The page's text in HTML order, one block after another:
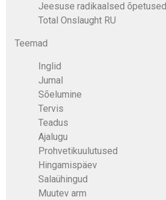
Jeesuse radikaalsed õpetused
Total Onslaught RU
Teemad
Inglid
Jumal
Sõelumine
Tervis
Teadus
Ajalugu
Prohvetikuulutused
Hingamispäev
Salaühingud
Muutev arm